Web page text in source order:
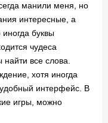
манили меня, но
интересные, а
буквы
чудеса
все слова.
хотя иногда
интерфейс. В
игры, можно